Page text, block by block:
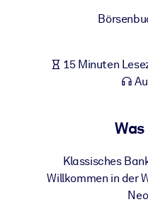
bessere Lernergebnisse.
Bereichern Sie Ihre
vertrauenswürdigem,
Nutzen Sie verlässliches,
15 Minuten
Klassisches
Willkommen in der